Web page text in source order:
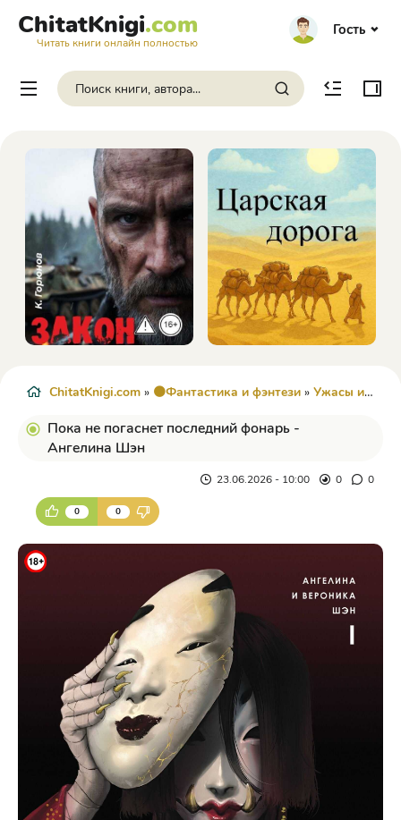
ChitatKnigi.com
Читать книги онлайн полностью
Гость
ChitatKnigi.com » 🟠Фантастика и фэнтези » Ужасы и Мистика
Пока не погаснет последний фонарь -
Ангелина Шэн
23.06.2026 - 10:00 0 0
0 0